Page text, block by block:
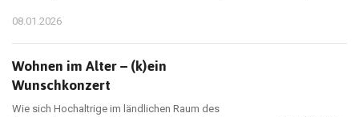
08.01.2026
Wohnen im Alter – (k)ein
Wunschkonzert
Wie sich Hochaltrige im ländlichen Raum des